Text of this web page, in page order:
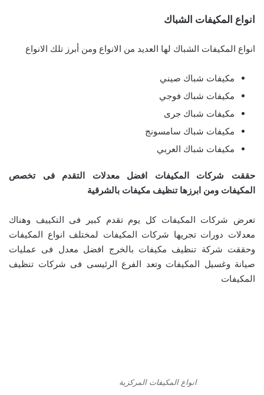
انواع المكيفات الشباك
انواع المكيفات الشباك لها العديد من الانواع ومن أبرز تلك الانواع
مكيفات شباك صيني
مكيفات شباك فوجي
مكيفات شباك جرى
مكيفات شباك سامسونج
مكيفات شباك العربي
حققت شركات المكيفات افضل معدلات التقدم فى تخصص
المكيفات ومن ابرزها تنظيف مكيفات بالشرقية
تعرض شركات المكيفات كل يوم تقدم كبير فى التكييف وهناك
معدلات دورات تجريها شركات المكيفات لمختلف انواع المكيفات
وحققت شركة تنظيف مكيفات بالخرج افضل معدل فى عمليات
صيانة وغسيل المكيفات وتعد الفرع الرئيسى فى شركات تنظيف
المكيفات
انواع المكيفات المركزية